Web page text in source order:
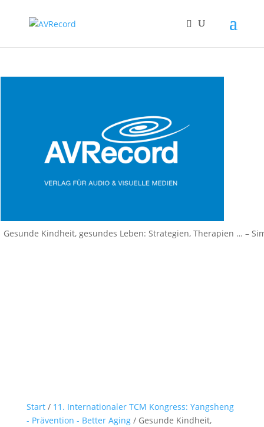
Gesunde Kindheit, gesundes Leben: Strategien, Therapien … –
Start/ 11. Internationaler TCM Kongress: Yangsheng
- Prävention - Better Aging/ Gesunde Kindheit,